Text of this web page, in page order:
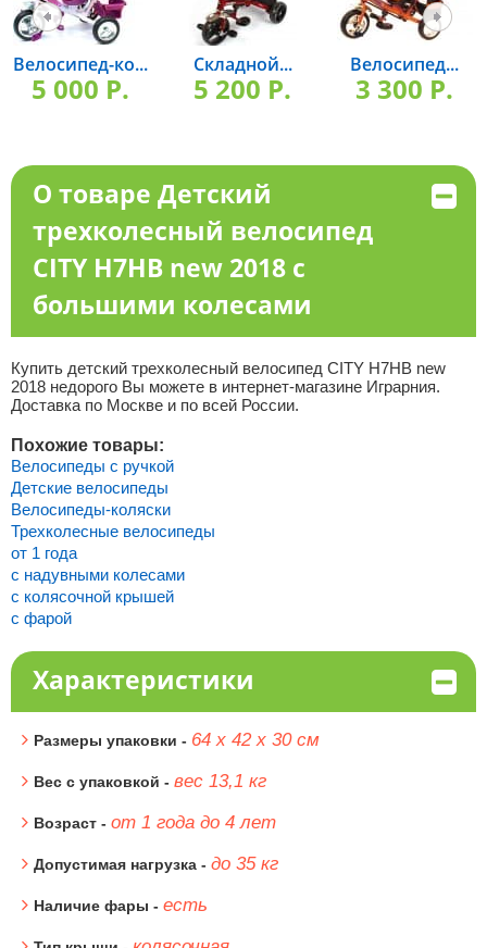
Велосипед-ко...
5 000 P.
Складной...
5 200 P.
Велосипед...
3 300 P.
О товаре Детский
трехколесный велосипед
CITY H7HB new 2018 с
большими колесами
Купить детский трехколесный велосипед CITY H7HB new
2018 недорого Вы можете в интернет-магазине Играрния.
Доставка по Москве и по всей России.
Похожие товары:
Велосипеды с ручкой
Детские велосипеды
Велосипеды-коляски
Трехколесные велосипеды
от 1 года
с надувными колесами
с колясочной крышей
с фарой
Характеристики
Размеры упаковки - 64 x 42 x 30 см
Вес с упаковкой - вес 13,1 кг
Возраст - от 1 года до 4 лет
Допустимая нагрузка - до 35 кг
Наличие фары - есть